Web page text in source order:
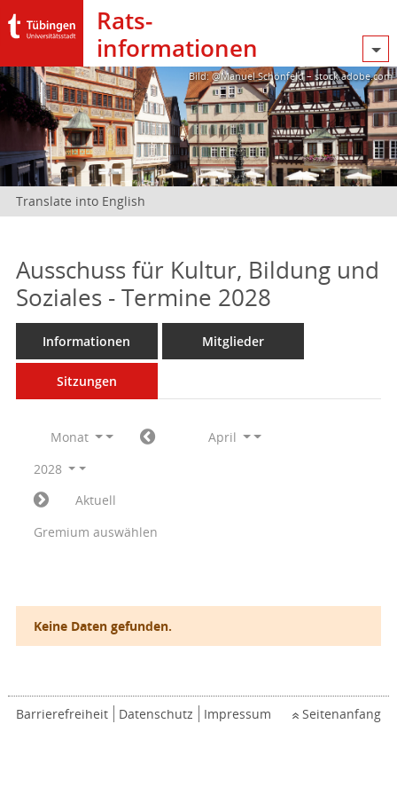
Rats­
informationen
Bild: @Manuel Schönfeld – stock.adobe.com
Translate into English
Ausschuss für Kultur, Bildung und
Soziales - Termine 2028
Informationen Mitglieder
Sitzungen
Monat
April
2028
Aktuell
Gremium auswählen
Keine Daten gefunden.
Barrierefreiheit Datenschutz Impressum Seitenanfang